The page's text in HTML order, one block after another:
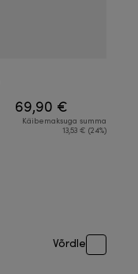
69,90 €
Käibemaksuga summa
13,53 € (24%)
Võrdle